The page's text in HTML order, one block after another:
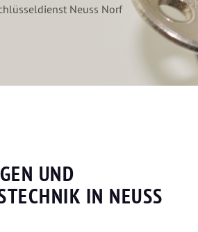
Neuss Norf
UND
IN NEUSS